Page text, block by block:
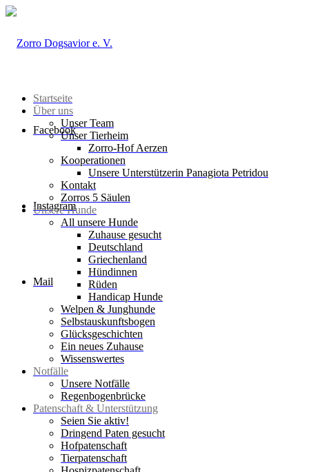
Facebook
Instagram
Mail
Startseite
Über uns
Unser Team
Unser Tierheim
Zorro-Hof Aerzen
Kooperationen
Unsere Unterstützerin Panagiota Petridou
Kontakt
Zorros 5 Säulen
Unsere Hunde
All unsere Hunde
Zuhause gesucht
Deutschland
Griechenland
Hündinnen
Rüden
Handicap Hunde
Welpen & Junghunde
Selbstauskunftsbogen
Glücksgeschichten
Ein neues Zuhause
Wissenswertes
Notfälle
Unsere Notfälle
Regenbogenbrücke
Patenschaft & Unterstützung
Seien Sie aktiv!
Dringend Paten gesucht
Hofpatenschaft
Tierpatenschaft